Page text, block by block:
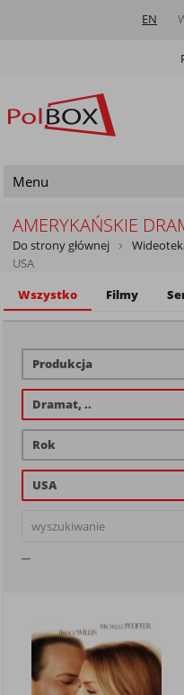
EN
Menu
AMERYKAŃSKIE
Do strony głównej
USA
Wszystko
Filmy
Produkcja
Dramat, ..
Rok
USA